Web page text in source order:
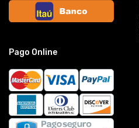
Pago Online